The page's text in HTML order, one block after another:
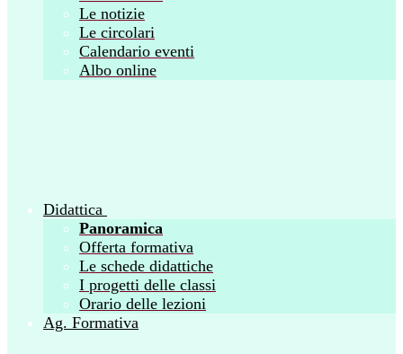
Le notizie
Le circolari
Calendario eventi
Albo online
Didattica
Panoramica
Offerta formativa
Le schede didattiche
I progetti delle classi
Orario delle lezioni
Ag. Formativa